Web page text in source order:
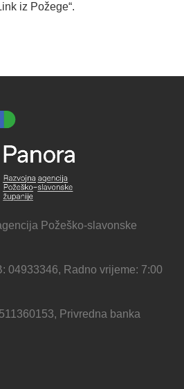
iz Požege“.
Požeško-slavonske
04933346, Radno vrijeme: 7:00
Privredna banka